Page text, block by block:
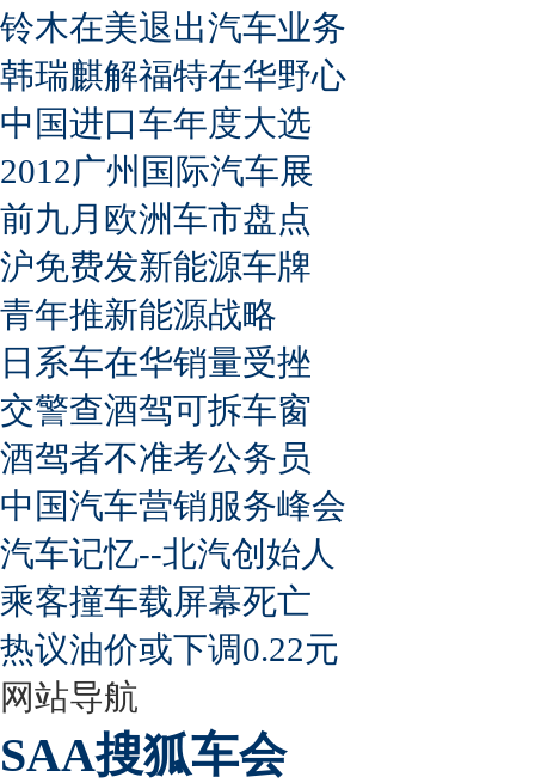
铃木在美退出汽车业务
韩瑞麒解福特在华野心
中国进口车年度大选
2012广州国际汽车展
前九月欧洲车市盘点
沪免费发新能源车牌
青年推新能源战略
日系车在华销量受挫
交警查酒驾可拆车窗
酒驾者不准考公务员
中国汽车营销服务峰会
汽车记忆--北汽创始人
乘客撞车载屏幕死亡
热议油价或下调0.22元
网站导航
SAA搜狐车会